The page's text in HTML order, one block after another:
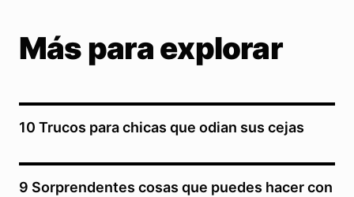
Más para explorar
10 Trucos para chicas que odian sus cejas
9 Sorprendentes cosas que puedes hacer con